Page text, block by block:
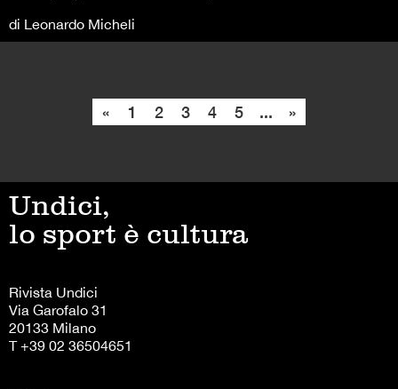
di Leonardo Micheli
« 1 2 3 4 5 ... »
Undici,
lo sport è cultura
Rivista Undici
Via Garofalo 31
20133 Milano
T +39 02 36504651